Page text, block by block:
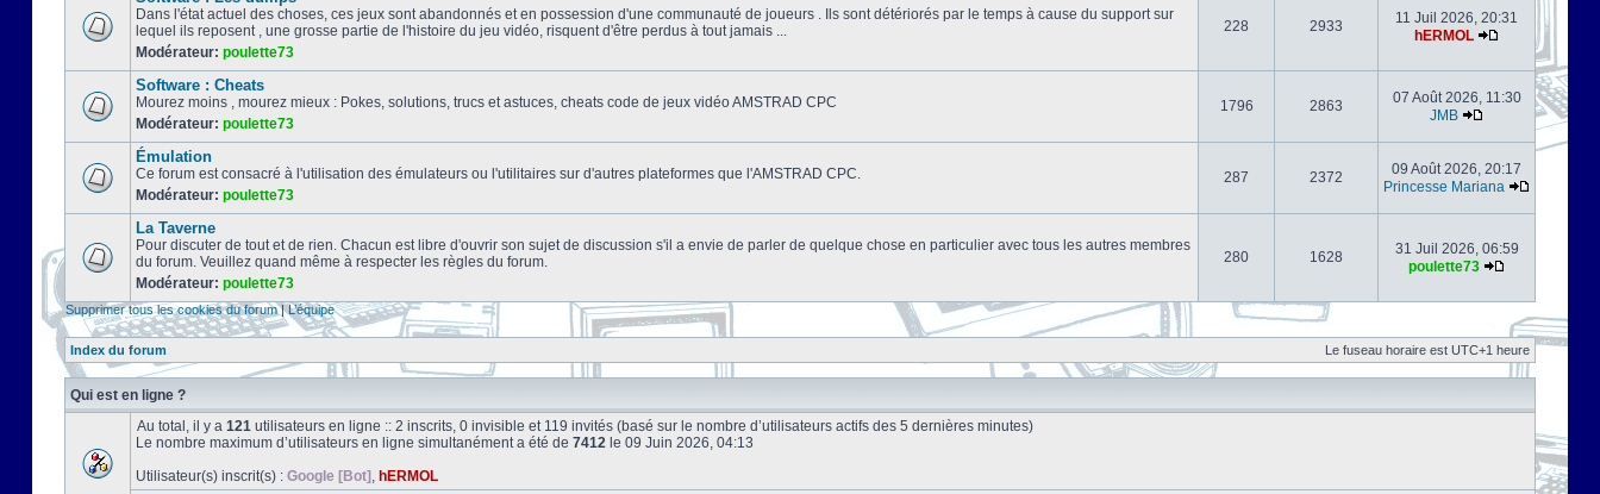
Dans l'état actuel des choses, ces jeux sont abandonnés et en possession d'une communauté de joueurs . Ils sont détériorés par le temps à cause du support sur
lequel ils reposent , une grosse partie de l'histoire du jeu vidéo, risquent d'être perdus à tout jamais ...
Modérateur: poulette73
228 2933
11 Juil 2026, 20:31
hERMOL
Software : Cheats
Mourez moins , mourez mieux : Pokes, solutions, trucs et astuces, cheats code de jeux vidéo AMSTRAD CPC
Modérateur: poulette73
1796 2863
07 Août 2026, 11:30
JMB
Émulation
Ce forum est consacré à l'utilisation des émulateurs ou l'utilitaires sur d'autres plateformes que l'AMSTRAD CPC.
Modérateur: poulette73
287 2372
09 Août 2026, 20:17
Princesse Mariana
La Taverne
Pour discuter de tout et de rien. Chacun est libre d'ouvrir son sujet de discussion s'il a envie de parler de quelque chose en particulier avec tous les autres membres
du forum. Veuillez quand même à respecter les règles du forum.
Modérateur: poulette73
280 1628
31 Juil 2026, 06:59
poulette73
Supprimer tous les cookies du forum|L’équipe
Index du forum Le fuseau horaire est UTC+1 heure
Qui est en ligne ?
Au total, il y a 121 utilisateurs en ligne :: 2 inscrits, 0 invisible et 119 invités (basé sur le nombre d’utilisateurs actifs des 5 dernières minutes)
Le nombre maximum d’utilisateurs en ligne simultanément a été de 7412 le 09 Juin 2026, 04:13
Utilisateur(s) inscrit(s) : Google [Bot] , hERMOL